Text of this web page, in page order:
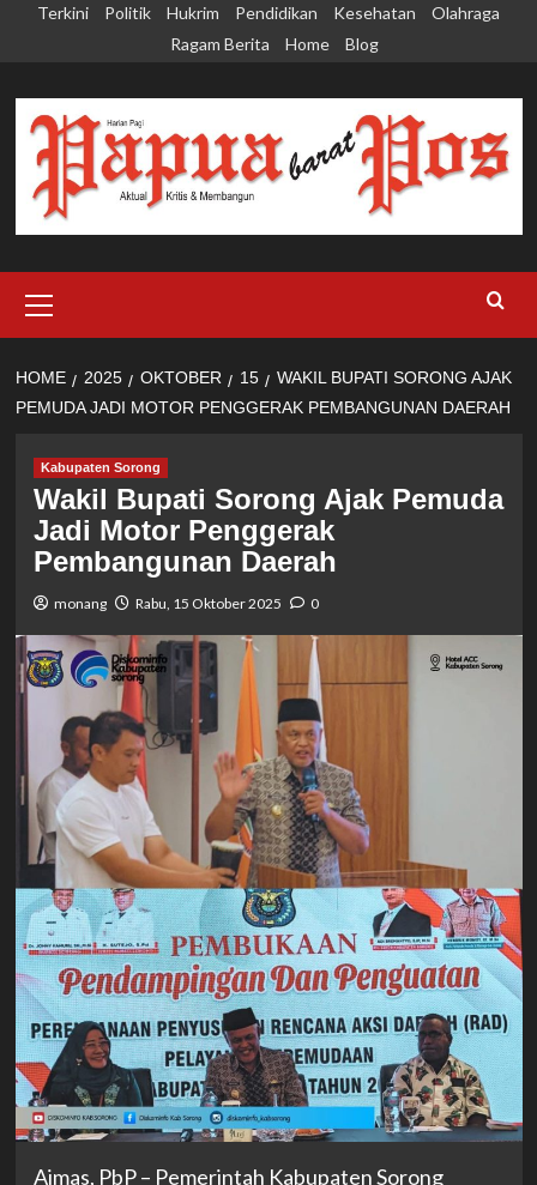
Terkini Politik Hukrim Pendidikan Kesehatan
Olahraga
Ragam Berita
Home Blog
Menu
HOME 2025 OKTOBER 15
WAKIL BUPATI SORONG AJAK
PEMUDA JADI MOTOR PENGGERAK PEMBANGUNAN DAERAH
Kabupaten Sorong
Wakil Bupati Sorong Ajak Pemuda
Jadi Motor Penggerak
Pembangunan Daerah
monang Rabu, 15 Oktober 2025 0
Aimas, PbP – Pemerintah Kabupaten Sorong